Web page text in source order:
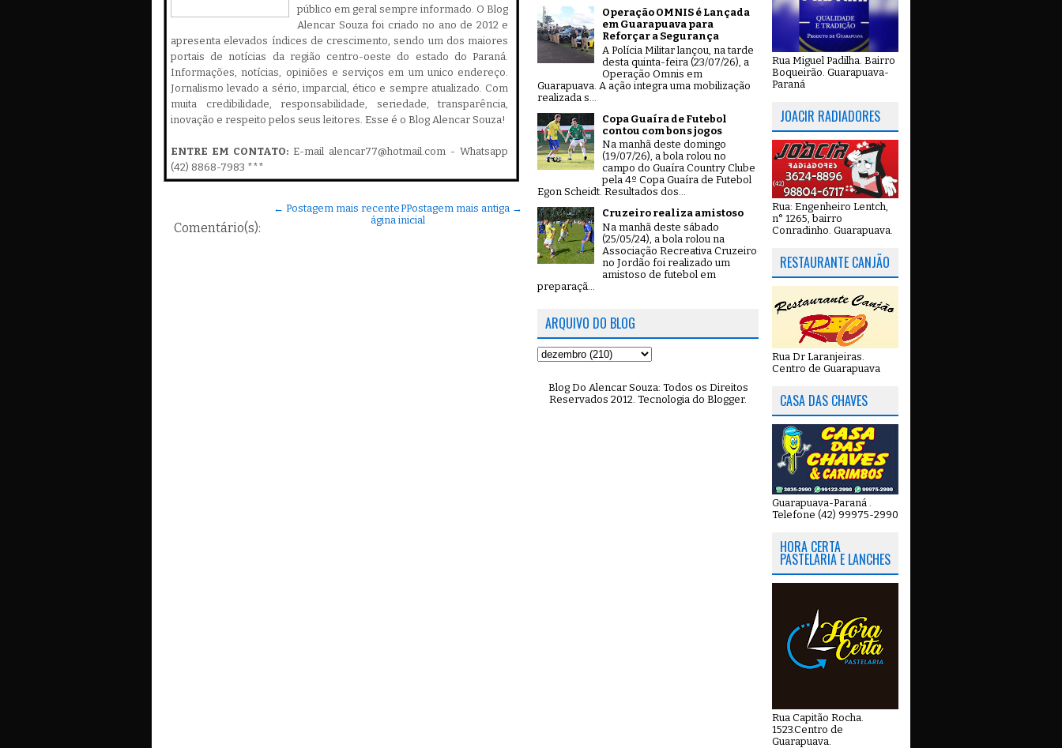
público em geral sempre informado. O Blog
Alencar Souza foi criado no ano de 2012 e
apresenta elevados índices de crescimento, sendo um dos maiores
portais de notícias da região centro-oeste do estado do Paraná.
Informações, notícias, opiniões e serviços em um unico endereço.
Jornalismo levado a sério, imparcial, ético e sempre atualizado. Com
muita credibilidade, responsabilidade, seriedade, transparência,
inovação e respeito pelos seus leitores. Esse é o Blog Alencar Souza!
ENTRE EM CONTATO: E-mail alencar77@hotmail.com - Whatsapp
(42) 8868-7983 ***
Comentário(s):
← Postagem mais recente Postagem mais antiga →
P
ágina inicial
Operação OMNIS é Lançada
em Guarapuava para
Reforçar a Segurança
A Polícia Militar lançou, na tarde
desta quinta-feira (23/07/26), a
Operação Omnis em
Guarapuava. A ação integra uma mobilização
realizada s...
Copa Guaíra de Futebol
contou com bons jogos
Na manhã deste domingo
(19/07/26), a bola rolou no
campo do Guaíra Country Clube
pela 4º Copa Guaíra de Futebol
Egon Scheidt. Resultados dos...
Cruzeiro realiza amistoso
Na manhã deste sábado
(25/05/24), a bola rolou na
Associação Recreativa Cruzeiro
no Jordão foi realizado um
amistoso de futebol em
preparaçã...
ARQUIVO DO BLOG
Blog Do Alencar Souza: Todos os Direitos
Reservados 2012. Tecnologia do Blogger.
Rua Miguel Padilha. Bairro
Boqueirão. Guarapuava-
Paraná
JOACIR RADIADORES
Rua: Engenheiro Lentch,
n° 1265, bairro
Conradinho. Guarapuava.
RESTAURANTE CANJÃO
Rua Dr Laranjeiras.
Centro de Guarapuava
CASA DAS CHAVES
Guarapuava-Paraná .
Telefone (42) 99975-2990
HORA CERTA
PASTELARIA E LANCHES
Rua Capitão Rocha.
1523.Centro de
Guarapuava.